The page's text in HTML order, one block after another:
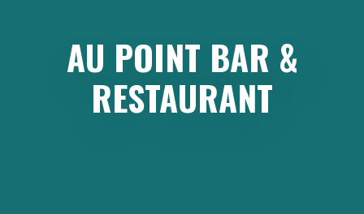
AU POINT BAR &
RESTAURANT